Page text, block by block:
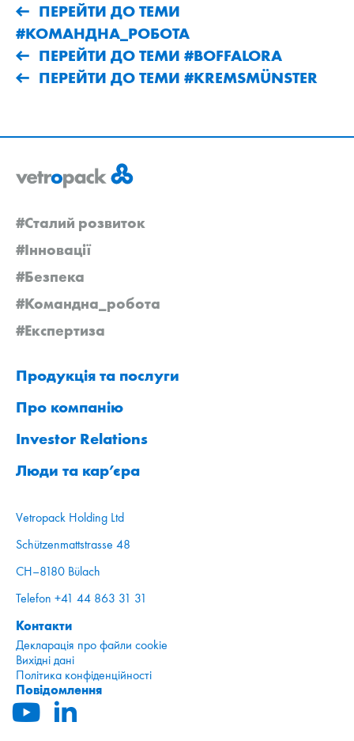
ПЕРЕЙТИ ДО ТЕМИ
#КОМАНДНА_РОБОТА
ПЕРЕЙТИ ДО ТЕМИ #BOFFALORA
ПЕРЕЙТИ ДО ТЕМИ #KREMSMÜNSTER
#Сталий розвиток
#Інновації
#Безпека
#Командна_робота
#Експертиза
Продукція та послуги
Про компанію
Investor Relations
Люди та кар’єра
Vetropack Holding Ltd
Schützenmattstrasse 48
CH–8180 Bülach
Telefon +41 44 863 31 31
Контакти
Декларація про файли cookie
Вихідні дані
Політика конфіденційності
Повідомлення